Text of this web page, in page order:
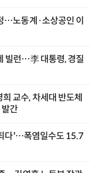
…노동계·소상공인 이
빌런…李 대통령, 경질
교수, 차세대 반도체
간
다'…폭염일수도 15.7